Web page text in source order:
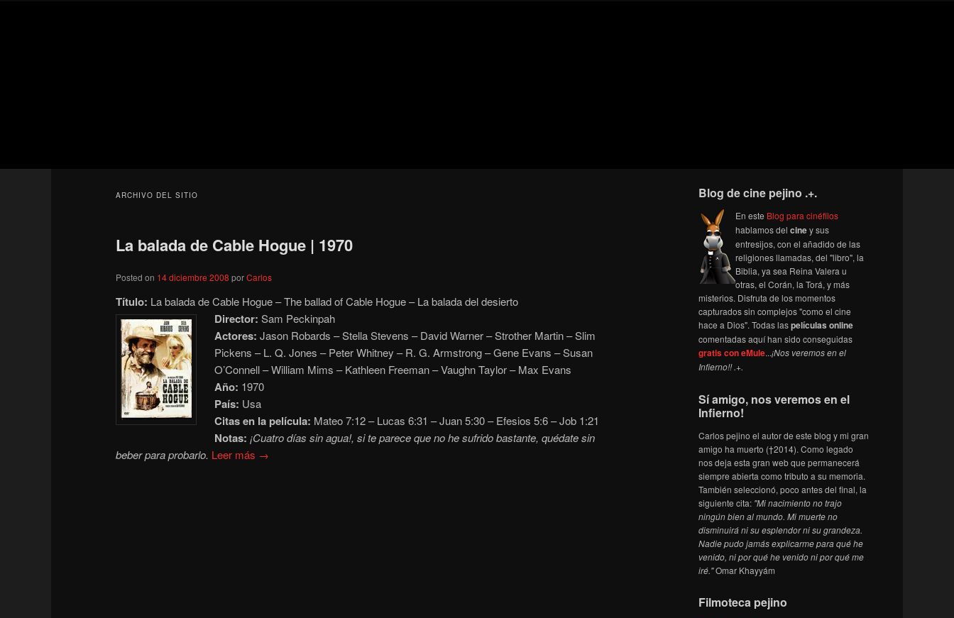
ARCHIVO DEL SITIO
La balada de Cable Hogue | 1970
Posted on 14 diciembre 2008 porCarlos
Título: La balada de Cable Hogue – The ballad of Cable Hogue – La balada del desierto
Director: Sam Peckinpah
Actores: Jason Robards – Stella Stevens – David Warner – Strother Martin – Slim
Pickens – L. Q. Jones – Peter Whitney – R. G. Armstrong – Gene Evans – Susan
O’Connell – William Mims – Kathleen Freeman – Vaughn Taylor – Max Evans
Año: 1970
País: Usa
Citas en la película: Mateo 7:12 – Lucas 6:31 – Juan 5:30 – Efesios 5:6 – Job 1:21
Notas: ¡Cuatro días sin agua!, si te parece que no he sufrido bastante, quédate sin
beber para probarlo. Leer más →
Blog de cine pejino .+.
En este Blog para cinéfilos
hablamos del ciney sus
entresijos, con el añadido de las
religiones llamadas, del "libro", la
Biblia, ya sea Reina Valera u
otras, el Corán, la Torá, y más
misterios. Disfruta de los momentos
capturados sin complejos "como el cine
hace a Dios". Todas laspelículas online
comentadas aquí han sido conseguidas
gratis con eMule...¡Nos veremos en el
Infierno!! .+.
Sí amigo, nos veremos en el
Infierno!
Carlos pejino el autor de este blog y mi gran
amigo ha muerto (†2014). Como legado
nos deja esta gran web que permanecerá
siempre abierta como tributo a su memoria.
También seleccionó, poco antes del final, la
siguiente cita: "Mi nacimiento no trajo
ningún bien al mundo. Mi muerte no
disminuirá ni su esplendor ni su grandeza.
Nadie pudo jamás explicarme para qué he
venido, ni por qué he venido ni por qué me
iré."Omar Khayyám
Filmoteca pejino